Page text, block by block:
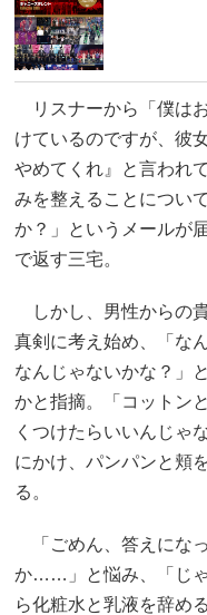
リスナーから「僕は
けているのですが、彼
やめてくれ』と言われ
みを整えることについ
か？」というメールが
で返す三宅。
しかし、男性からの
真剣に考え始め、「な
なんじゃないかな？」
かと指摘。「コットン
くつけたらいいんじゃ
にかけ、パンパンと頬
る。
「ごめん、答えにな
か……」と悩み、「じ
ら化粧水と乳液を辞め